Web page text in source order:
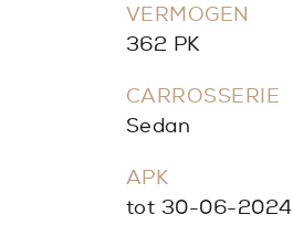
VERMOGEN
362 PK
CARROSSERIE
Sedan
APK
tot 30-06-2024